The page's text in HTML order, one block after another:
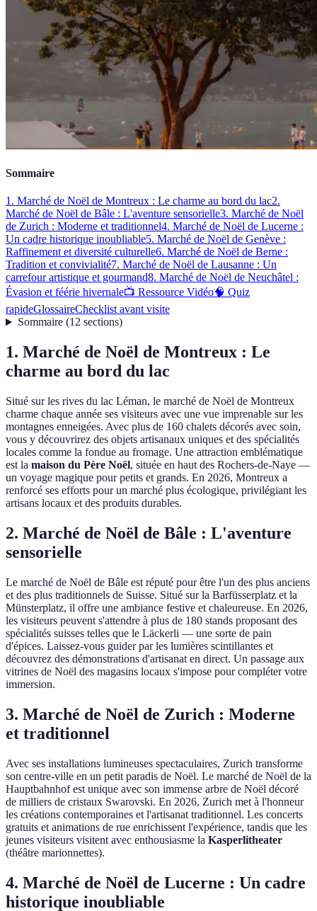
Sommaire
1. Marché de Noël de Montreux : Le charme au bord du lac2.
Marché de Noël de Bâle : L'aventure sensorielle3. Marché de Noël
de Zurich : Moderne et traditionnel4. Marché de Noël de Lucerne :
Un cadre historique inoubliable5. Marché de Noël de Genève :
Raffinement et diversité culturelle6. Marché de Noël de Berne :
Tradition et convivialité7. Marché de Noël de Lausanne : Un
carrefour artistique et gourmand8. Marché de Noël de Neuchâtel :
Évasion et féérie hivernale📺 Ressource Vidéo🧠 Quiz
rapideGlossaireChecklist avant visite
Sommaire(12 sections)
1. Marché de Noël de Montreux : Le
charme au bord du lac
Situé sur les rives du lac Léman, le marché de Noël de Montreux
charme chaque année ses visiteurs avec une vue imprenable sur les
montagnes enneigées. Avec plus de 160 chalets décorés avec soin,
vous y découvrirez des objets artisanaux uniques et des spécialités
locales comme la fondue au fromage. Une attraction emblématique
est la maison du Père Noël, située en haut des Rochers-de-Naye —
un voyage magique pour petits et grands. En 2026, Montreux a
renforcé ses efforts pour un marché plus écologique, privilégiant les
artisans locaux et des produits durables.
2. Marché de Noël de Bâle : L'aventure
sensorielle
Le marché de Noël de Bâle est réputé pour être l'un des plus anciens
et des plus traditionnels de Suisse. Situé sur la Barfüsserplatz et la
Münsterplatz, il offre une ambiance festive et chaleureuse. En 2026,
les visiteurs peuvent s'attendre à plus de 180 stands proposant des
spécialités suisses telles que le Läckerli — une sorte de pain
d'épices. Laissez-vous guider par les lumières scintillantes et
découvrez des démonstrations d'artisanat en direct. Un passage aux
vitrines de Noël des magasins locaux s'impose pour compléter votre
immersion.
3. Marché de Noël de Zurich : Moderne
et traditionnel
Avec ses installations lumineuses spectaculaires, Zurich transforme
son centre-ville en un petit paradis de Noël. Le marché de Noël de la
Hauptbahnhof est unique avec son immense arbre de Noël décoré
de milliers de cristaux Swarovski. En 2026, Zurich met à l'honneur
les créations contemporaines et l'artisanat traditionnel. Les concerts
gratuits et animations de rue enrichissent l'expérience, tandis que les
jeunes visiteurs visitent avec enthousiasme la Kasperlitheater
(théâtre marionnettes).
4. Marché de Noël de Lucerne : Un cadre
historique inoubliable